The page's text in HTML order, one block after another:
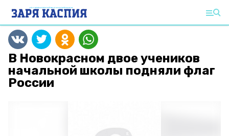
В Новокрасном двое учеников
начальной школы подняли флаг
России